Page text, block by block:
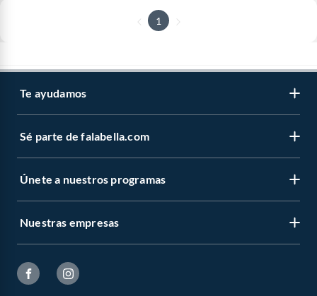
1
Te ayudamos
Sé parte de falabella.com
Únete a nuestros programas
Nuestras empresas